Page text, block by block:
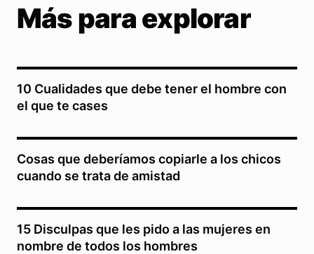
Más para explorar
10 Cualidades que debe tener el hombre con
el que te cases
Cosas que deberíamos copiarle a los chicos
cuando se trata de amistad
15 Disculpas que les pido a las mujeres en
nombre de todos los hombres